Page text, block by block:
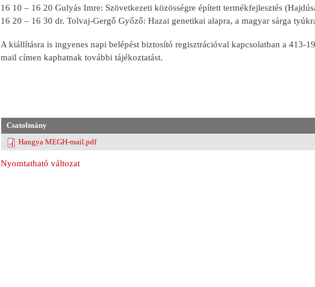
16 10 – 16 20 Gulyás Imre: Szövetkezeti közösségre épített termékfejlesztés
16 20 – 16 30 dr. Tolvaj-Gergő Győző: Hazai genetikai alapra, a magyar sárga
A kiállításra is ingyenes napi belépést biztosító regisztrációval kapcsolatban a 413-
mail címen kaphatnak további tájékoztatást.
Csatolmány
Hangya MEGH-mail.pdf
Nyomtatható változat